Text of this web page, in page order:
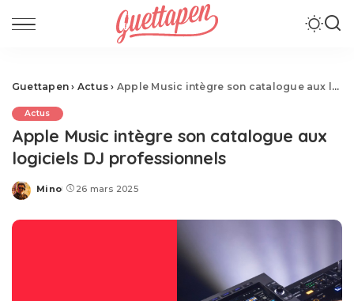
Guettapen › Actus › Apple Music intègre son catalogue aux logiciels DJ professionnels
Actus
Apple Music intègre son catalogue aux
logiciels DJ professionnels
Posted
Mino 26 mars 2025